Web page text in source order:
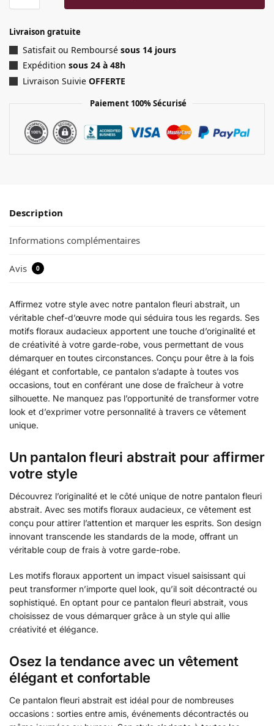
Livraison gratuite
Satisfait ou Remboursé sous 14 jours
Expédition sous 24 à 48h
Livraison Suivie OFFERTE
Paiement 100% Sécurisé
Description
Informations complémentaires
Avis 0
Affirmez votre style avec notre pantalon fleuri abstrait, un
véritable chef-d’œuvre mode qui séduira tous les regards. Ses
motifs floraux audacieux apportent une touche d’originalité et
de créativité à votre garde-robe, vous permettant de vous
démarquer en toutes circonstances. Conçu pour être à la fois
élégant et confortable, ce pantalon s’adapte à toutes vos
occasions, tout en conférant une dose de fraîcheur à votre
silhouette. Ne manquez pas l’opportunité de transformer votre
look et d’exprimer votre personnalité à travers ce vêtement
unique.
Un pantalon fleuri abstrait pour affirmer
votre style
Découvrez l’originalité et le côté unique de notre pantalon fleuri
abstrait. Avec ses motifs floraux audacieux, ce vêtement est
conçu pour attirer l’attention et marquer les esprits. Son design
innovant transcende les standards de la mode, offrant un
véritable coup de frais à votre garde-robe.
Les motifs floraux apportent un impact visuel saisissant qui
peut transformer n’importe quel look, qu’il soit décontracté ou
sophistiqué. En optant pour ce pantalon fleuri abstrait, vous
choisissez de vous démarquer grâce à un style qui allie
créativité et élégance.
Osez la tendance avec un vêtement
élégant et confortable
Ce pantalon fleuri abstrait est idéal pour de nombreuses
occasions : sorties entre amis, événements décontractés ou